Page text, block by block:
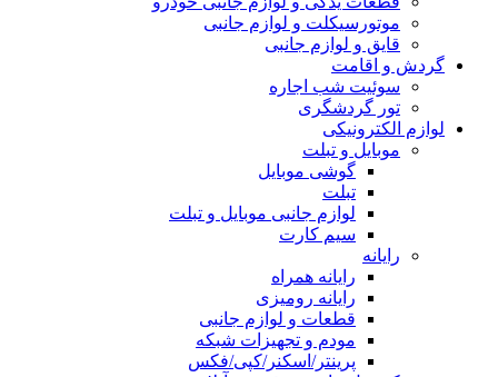
موتورسیکلت و لوازم جانبی
قایق و لوازم جانبی
گردش و اقامت
سوئیت شب اجاره
تور گردشگری
لوازم الکترونیکی
موبایل و تبلت
گوشی موبایل
تبلت
لوازم جانبی موبایل و تبلت
سیم کارت
رایانه
رایانه همراه
رایانه رومیزی
قطعات و لوازم جانبی
مودم و تجهیزات شبکه
پرینتر/اسکنر/کپی/فکس